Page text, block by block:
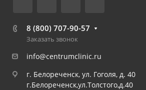
8 (800) 707-90-57
Заказать звонок
info@centrumclinic.ru
г. Белореченск, ул. Гоголя, д. 40
г.Белореченск,ул.Толстого,д.40